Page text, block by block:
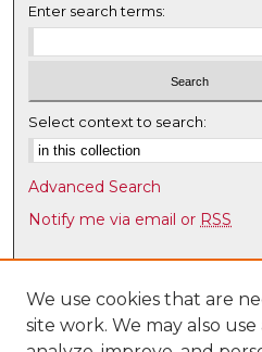
Enter search terms:
Select context to search:
Advanced Search
Notify me via email or RSS
Collections
Disciplines
We use cookies that are
site work. We may also